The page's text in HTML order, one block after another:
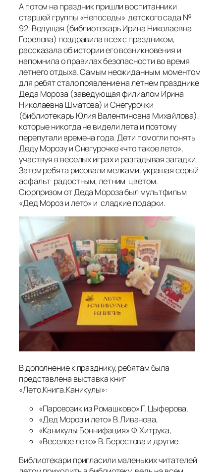
А потом на праздник пришли воспитанники
старшей группы «Непоседы» детского сада №
92. Ведущая (библиотекарь Ирина Николаевна
Горелова) поздравила всех с праздником,
рассказала об истории его возникновения и
напомнила о правилах безопасности во время
летнего отдыха. Самым неожиданным моментом
для ребят стало появление на летнем празднике
Деда Мороза (заведующая филиалом Ирина
Николаевна Шматова) и Снегурочки
(библиотекарь Юлия Валентиновна Михайлова),
которые никогда не видели лета и поэтому
перепутали времена года. Дети помогли понять
Деду Морозу и Снегурочке «что такое лето»,
участвуя в веселых играх и разгадывая загадки,
Затем ребята рисовали мелками, украшая серый
асфальт радостным, летним цветом.
Сюрпризом от Деда Мороза был мультфильм
«Дед Мороз и лето» и сладкие подарки.
В дополнение к празднику, ребятам была
представлена выставка книг
«Лето.Книга.Каникулы»:
«Паровозик из Ромашково» Г. Цыферова,
«Дед Мороз и лето» В.Ливанова,
«Каникулы Боннифация» Ф. Хитрука,
«Веселое лето» В. Берестова и другие.
Библиотекари пригласили маленьких читателей